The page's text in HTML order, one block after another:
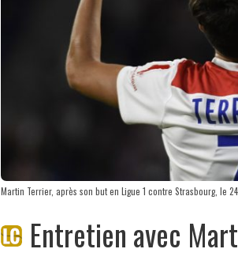
Martin Terrier, après son but en Ligue 1 contre Strasbourg, le
Entretien avec